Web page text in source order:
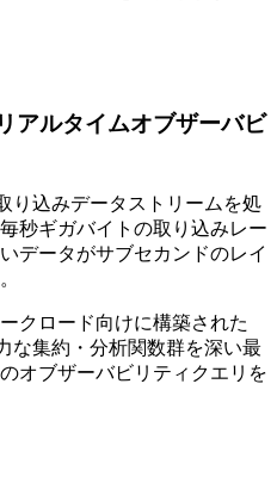
アルタイムオブザーバビ
り込みデータストリームを処
秒ギガバイトの取り込みレー
データがサブセカンドのレイ
クロード向けに構築された
な集約・分析関数群を深い最
オブザーバビリティクエリを